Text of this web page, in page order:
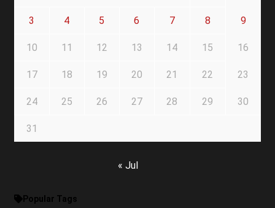
3 4 5 6 7 8 9
10 11 12 13 14 15 16
17 18 19 20 21 22 23
24 25 26 27 28 29 30
31
« Jul
Popular Tags